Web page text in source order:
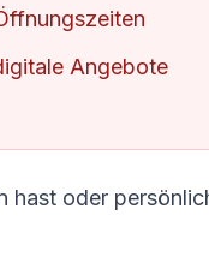
Angebote
hast oder